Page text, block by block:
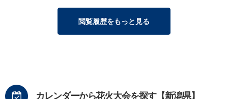
閲覧履歴をもっと見る
カレンダーから花火大会を探す【新潟県】